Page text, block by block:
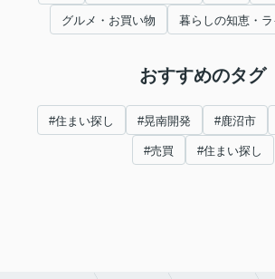
グルメ・お買い物 暮らしの知恵・
おすすめのタグ
#住まい探し #晃南開発 #鹿沼市
#売買 #住まい探し